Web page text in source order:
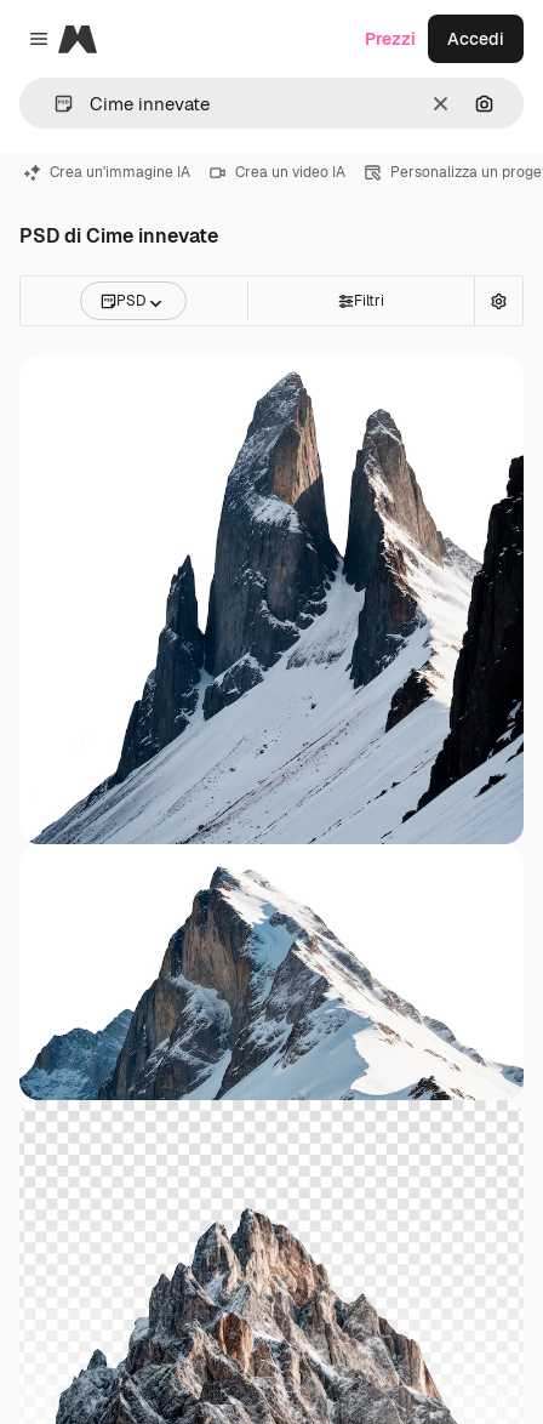
Close menu
Magnific
CancellaCerca
Prezzi Accedi
Crea un'immagine IA Crea un video IA Personalizza un
PSD di Cime innevate
PSD Filtri